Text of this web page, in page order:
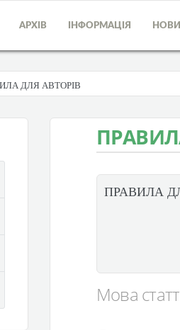
АРХІВ ІНФОРМАЦІЯ
ДЛЯ АВТОРІВ
ПРАВИЛА
Мова